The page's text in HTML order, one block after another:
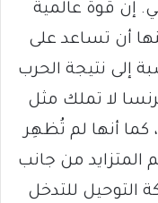
إن قوة عالمية
أن تساعد على
إلى نتيجة الحرب
لا تملك مثل
كما أنها لم تُظهِر
المتزايد من جانب
التوحيل للتدخل